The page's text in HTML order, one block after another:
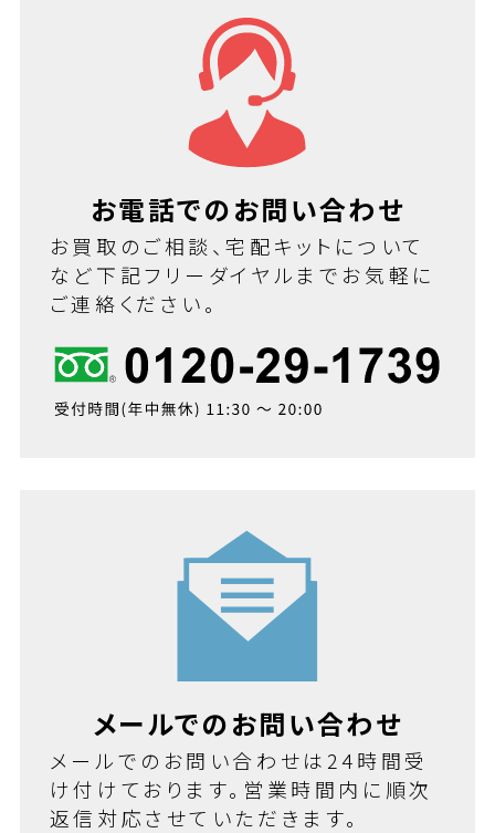
お電話でのお問い合わせ
お買取のご相談、宅配キットについて
など下記フリーダイヤルまでお気軽に
ご連絡ください。
メールでのお問い合わせ
メールでのお問い合わせは24時間受
け付けております。営業時間内に順次
返信対応させていただきます。